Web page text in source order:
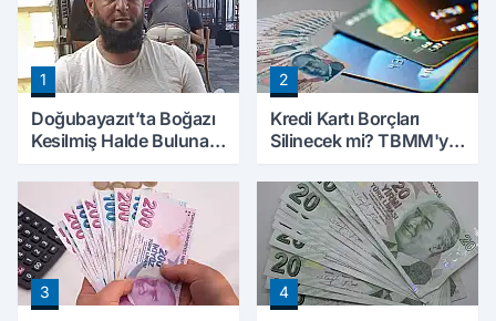
1
Doğubayazıt’ta Boğazı
Kesilmiş Halde Bulunan
2
Kredi Kartı Borçları
Silinecek mi? TBMM'ye
Ayrıntıları Belli Oldu
3 4